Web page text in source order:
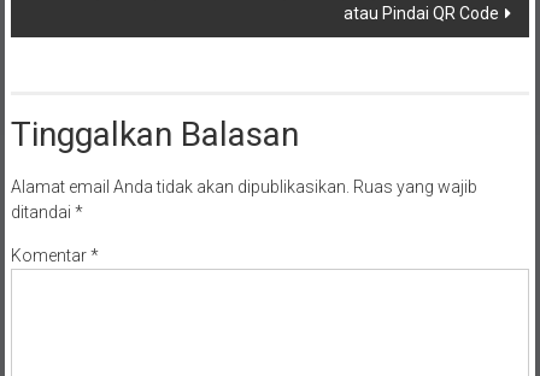
atau Pindai QR Code
Tinggalkan Balasan
Alamat email Anda tidak akan dipublikasikan. Ruas yang wajib
ditandai *
Komentar*